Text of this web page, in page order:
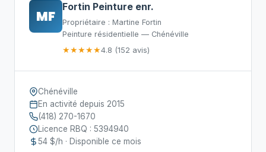
MF
Fortin Peinture enr.
Propriétaire : Martine Fortin
Peinture résidentielle — Chénéville
★★★★★4.8 (152 avis)
Chénéville
En activité depuis 2015
(418) 270-1670
Licence RBQ : 5394940
54 $/h · Disponible ce mois